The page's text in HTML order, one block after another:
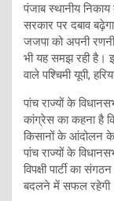
पंजाब स्थानीय
सरकार पर दबाव
जजपा को अपनी
भी यह समझ रही है।
वाले पश्चिमी यूपी,
पांच राज्यों के
कांग्रेस का कहना है
किसानों के आंदोलन के
पांच राज्यों के
विपक्षी पार्टी का
बदलने में सफल